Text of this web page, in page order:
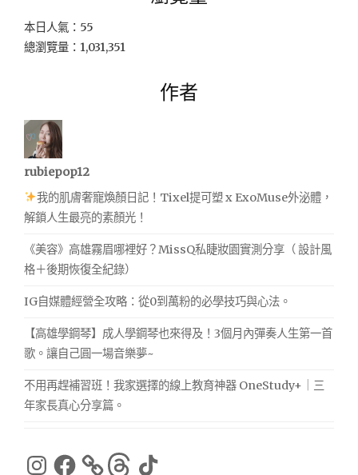
本日人氣：55
總瀏覽量：1,031,351
作者
rubiepop12
我的肌膚奢寵煥顏日記！Tixel提可塑 x ExoMuse外泌體，
解鎖人生最亮的素顏光！
《美容》高雄霧眉哪裡好？MissQ私睫妝園實測分享（ 設計風
格＋後期恢復全紀錄）
IG自媒體經營全攻略：從0到萬粉的必學技巧與心法。
【高雄學鋼琴】成人學鋼琴也來得及！3個月內彈奏人生第一首
歌。讓自己圓一場音樂夢~
不用再趕補習班！我家選擇的線上教育神器 OneStudy+｜三
年家長真心分享篇。
Instagram
Facebook ThreadsTikTok